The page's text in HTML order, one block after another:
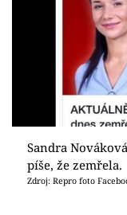
Sledujte
Přihlášení
Sledujte nás
Sandra
píše, že zemřela.
Zdroj: Repro foto